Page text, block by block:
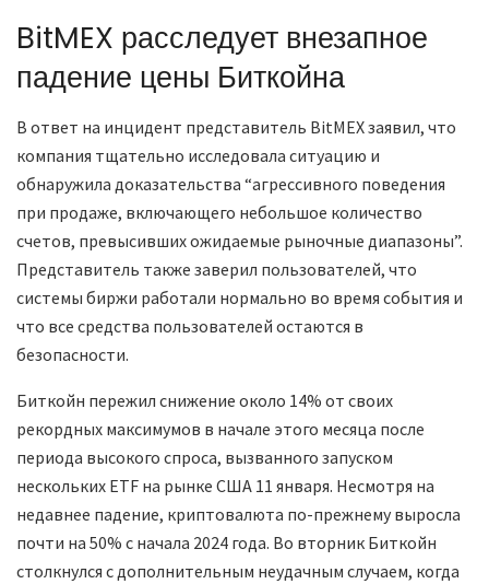
BitMEX расследует внезапное
падение цены Биткойна
В ответ на инцидент представитель BitMEX заявил, что
компания тщательно исследовала ситуацию и
обнаружила доказательства “агрессивного поведения
при продаже, включающего небольшое количество
счетов, превысивших ожидаемые рыночные диапазоны”.
Представитель также заверил пользователей, что
системы биржи работали нормально во время события и
что все средства пользователей остаются в
безопасности.
Биткойн пережил снижение около 14% от своих
рекордных максимумов в начале этого месяца после
периода высокого спроса, вызванного запуском
нескольких ETF на рынке США 11 января. Несмотря на
недавнее падение, криптовалюта по-прежнему выросла
почти на 50% с начала 2024 года. Во вторник Биткойн
столкнулся с дополнительным неудачным случаем, когда